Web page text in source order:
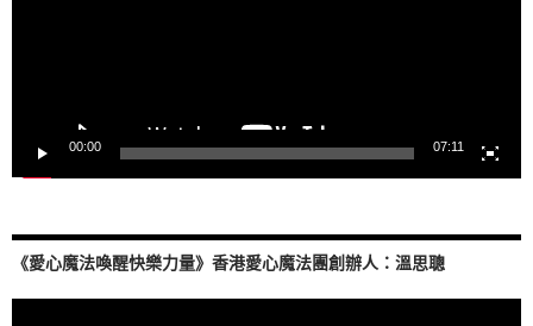
00:00 07:11
《愛心魔法喚醒快樂力量》香港愛心魔法團創辦人：溫思聰